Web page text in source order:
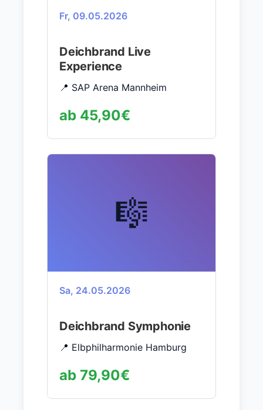
Fr, 09.05.2026
Deichbrand Live
Experience
📍 SAP Arena Mannheim
ab 45,90€
🎼
Sa, 24.05.2026
Deichbrand Symphonie
📍 Elbphilharmonie Hamburg
ab 79,90€